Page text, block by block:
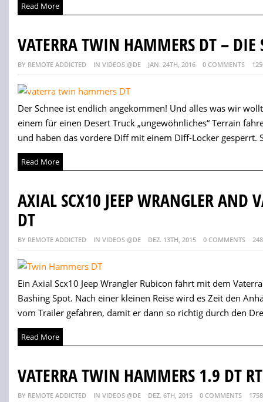
Read More
VATERRA TWIN HAMMERS DT – DIE
BY REMOTE ADDICTED IN VIDEOS @DE JAN. 24TH, 2016 0 COMMENTS
Der Schnee ist endlich angekommen! Und alles was wir
einem für einen Desert Truck „ungewöhnliches“ Terrain
und haben das vordere Diff mit einem Diff-Locker gesperrt.
Read More
AXIAL SCX10 JEEP WRANGLER AND
DT
BY REMOTE ADDICTED IN VIDEOS @DE DEZ. 13TH, 2015 0 COMMENTS
Ein Axial Scx10 Jeep Wrangler Rubicon fährt mit dem
Bashing Spot. Nach einer kleinen Reise wird es Zeit den
vom Trailer gefahren, damit er dann so richtig durch den
Read More
VATERRA TWIN HAMMERS 1.9 DT
BY REMOTE ADDICTED IN VIDEOS @DE DEZ. 6TH, 2015 0 COMMENTS